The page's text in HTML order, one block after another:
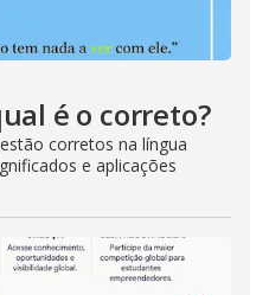
é o correto?
corretos na língua
e aplicações